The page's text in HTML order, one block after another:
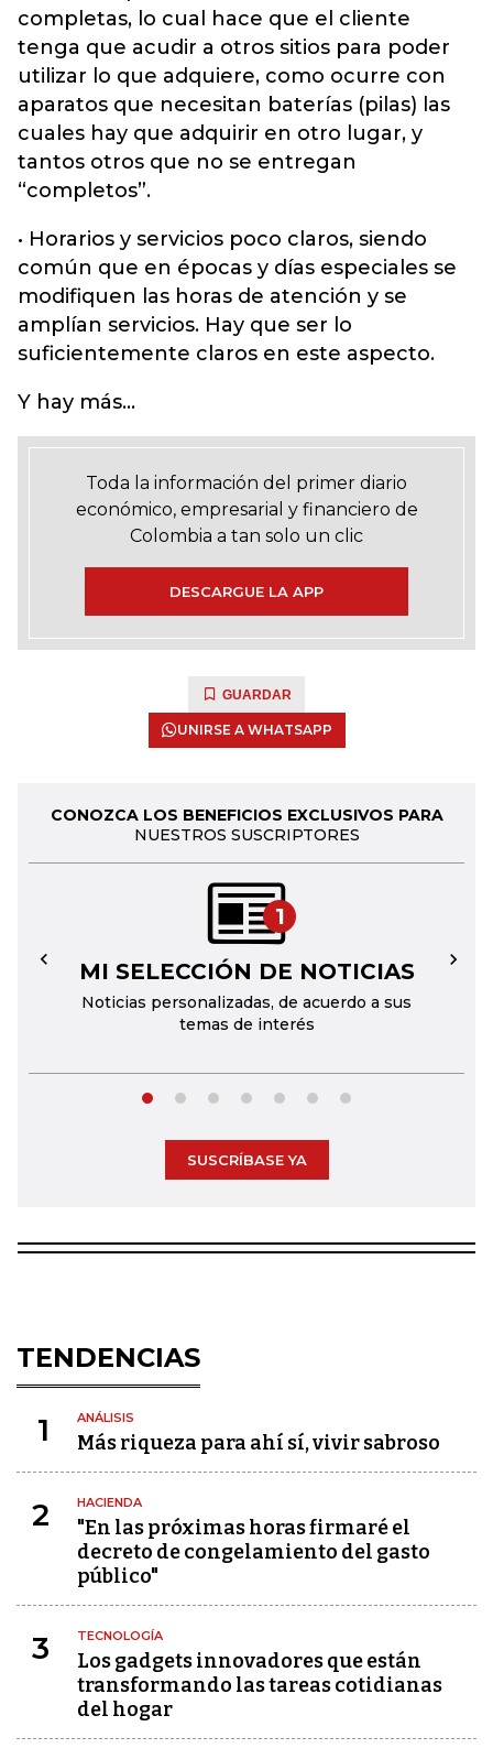
completas, lo cual hace que el cliente
tenga que acudir a otros sitios para poder
utilizar lo que adquiere, como ocurre con
aparatos que necesitan baterías (pilas) las
cuales hay que adquirir en otro lugar, y
tantos otros que no se entregan
“completos”.
• Horarios y servicios poco claros, siendo
común que en épocas y días especiales se
modifiquen las horas de atención y se
amplían servicios. Hay que ser lo
suficientemente claros en este aspecto.
Y hay más…
Toda la información del primer diario
económico, empresarial y financiero de
Colombia a tan solo un clic
DESCARGUE LA APP
GUARDAR
UNIRSE A WHATSAPP
CONOZCA LOS BENEFICIOS EXCLUSIVOS PARA
NUESTROS SUSCRIPTORES
1
MI SELECCIÓN DE NOTICIAS
Noticias personalizadas, de acuerdo a sus
temas de interés
← →
SUSCRÍBASE YA
TENDENCIAS
1 ANÁLISIS
Más riqueza para ahí sí, vivir sabroso
2 HACIENDA
"En las próximas horas firmaré el
decreto de congelamiento del gasto
público"
3 TECNOLOGÍA
Los gadgets innovadores que están
transformando las tareas cotidianas
del hogar